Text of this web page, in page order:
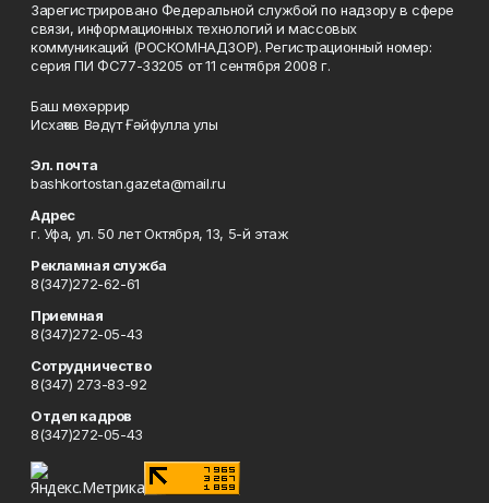
Зарегистрировано Федеральной службой по надзору в сфере
связи, информационных технологий и массовых
коммуникаций (РОСКОМНАДЗОР). Регистрационный номер:
серия ПИ ФС77-33205 от 11 сентября 2008 г.
Баш мөхәррир
Исхаҡов Вәдүт Ғәйфулла улы
Эл. почта
bashkortostan.gazeta@mail.ru
Адрес
г. Уфа, ул. 50 лет Октября, 13, 5-й этаж
Рекламная служба
8(347)272-62-61
Приемная
8(347)272-05-43
Сотрудничество
8(347) 273-83-92
Отдел кадров
8(347)272-05-43